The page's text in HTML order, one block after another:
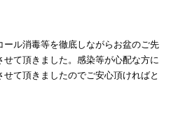
ール消毒等を徹底しながらお盆のご先
て頂きました。感染等が心配な方に
て頂きましたのでご安心頂ければと